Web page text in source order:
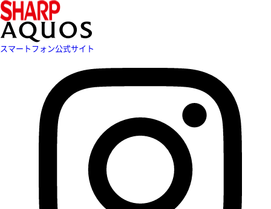
スマートフォン公式サイト